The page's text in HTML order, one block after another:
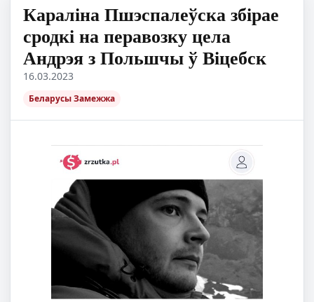
Караліна Пшэспалеўска збірае
сродкі на перавозку цела
Андрэя з Польшчы ў Віцебск
16.03.2023
Беларусы Замежжа